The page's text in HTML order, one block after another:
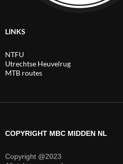
LINKS
NTFU
Utrechtse Heuvelrug
MTB routes
COPYRIGHT MBC MIDDEN NL
Copyright @2023